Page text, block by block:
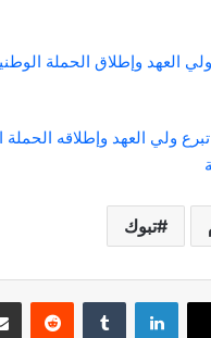
العهد وإطلاق الحملة
ولي العهد وإطلاقه
تبوك
لينكدإن